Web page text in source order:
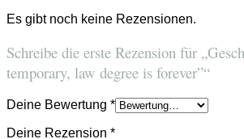
Es gibt noch keine Rezensionen.
Schreibe die erste Rezension für
temporary, law degree is forever”“
Deine Bewertung *
Deine Rezension *